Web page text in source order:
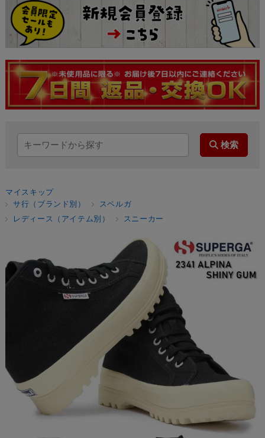
マイスキップ
サ行（ブランド別）
スペルガ
レディース（アイテム別）
スニーカー